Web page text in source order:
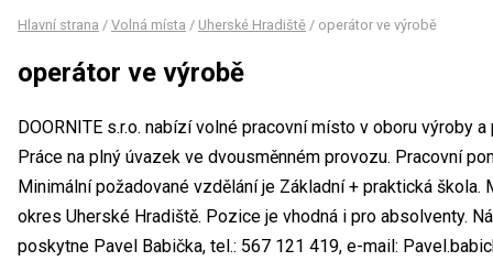
Hlavní strana / Volná místa / Uherské Hradiště / operátor ve výrobě
operátor ve výrobě
DOORNITE s.r.o. nabízí volné pracovní místo v oboru výroby
Práce na plný úvazek ve dvousměnném provozu. Pracovní
Minimální požadované vzdělání je Základní + praktická škola.
okres Uherské Hradiště. Pozice je vhodná i pro absolventy.
poskytne Pavel Babička, tel.: 567 121 419, e-mail: